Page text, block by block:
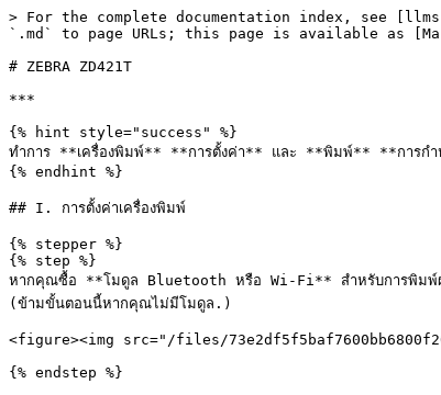
> For the complete documentation index, see
`.md` to page URLs; this page is available as
# ZEBRA ZD421T
***
{% hint style="success" %}
ทำการ **เครื่องพิมพ์** **การตั้งค่า** และ **พิมพ์** **การกำ
{% endhint %}
## I. การตั้งค่าเครื่องพิมพ์
{% stepper %}
{% step %}
หากคุณซื้อ **โมดูล Bluetooth หรือ Wi-Fi** สำหรับการพิมพ์ผ่า
(ข้ามขั้นตอนนี้หากคุณไม่มีโมดูล.)
<figure><img src="/files/
{% endstep %}